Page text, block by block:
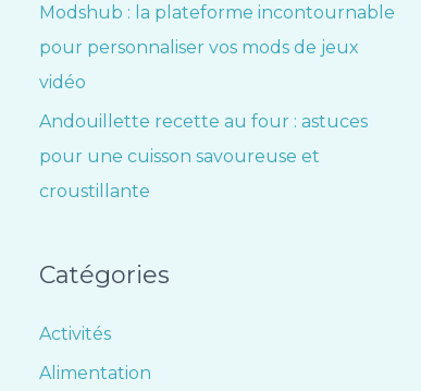
Modshub : la plateforme incontournable
pour personnaliser vos mods de jeux
vidéo
Andouillette recette au four : astuces
pour une cuisson savoureuse et
croustillante
Catégories
Activités
Alimentation